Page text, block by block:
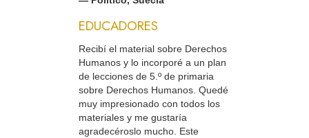
EDUCADORES
Recibí el material sobre Derechos
Humanos y lo incorporé a un plan
de lecciones de 5.º de primaria
sobre Derechos Humanos. Quedé
muy impresionado con todos los
materiales y me gustaría
agradecéroslo mucho. Este